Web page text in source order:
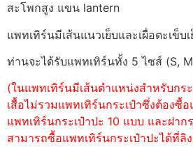
สะโพกสูง แขน lantern
แพทเทิร์นมีเส้นแนวเย็บและเผื่อตะเข็บ
ท่านจะได้รับแพทเทิร์นทั้ง 5 ไซส์ (S,
(ในแพทเทิร์นมีเส้นตำแหน่งสำหรับกร
เสื้อไม่รวมแพทเทิร์นกระเป๋าซึ่งต้องซื้
แพทเทิร์นกระเป๋าปะ 10 แบบ และฝาก
สามารถซื้อแพทเทิร์นกระเป๋าปะได้ที่ลิ